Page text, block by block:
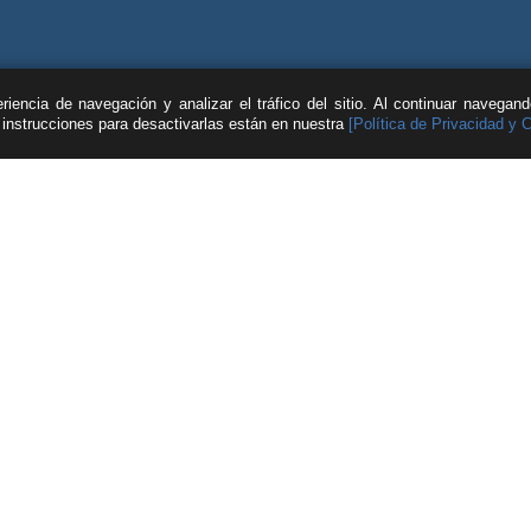
de navegación y analizar el tráfico del sitio. Al continuar
para desactivarlas están en nuestra [Política de Privacidad y